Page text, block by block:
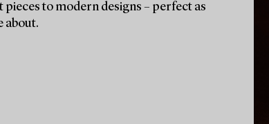
to modern designs – perfect as
about.